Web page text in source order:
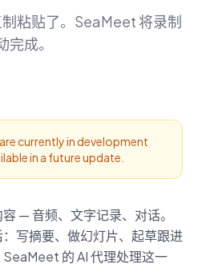
粘贴了。SeaMeet 将录制
成。
are currently in development
in a future update.
— 音频、文字记录、对话。
写摘要、做幻灯片、起草跟进
的 AI 代理处理这一